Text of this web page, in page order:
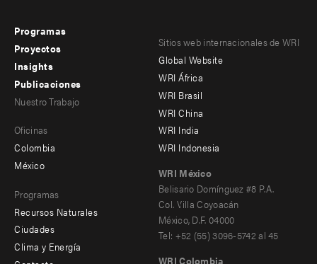
Footer
menu
-
Programas
Proyectos
Insights
Publicaciones
menu
-
Nuestro Trabajo
Oficinas
Colombia
México
Programas
Recursos Naturales
Ciudades
Clima y Energía
Footer
menu
-
Offices
Sitios web internacionales de WRI
Global Website
WRI África
WRI Brasil
WRI China
WRI India
WRI Indonesia
WRI México
Belisario Domínguez #8 P.A.
Col. Villa Coyoacán
México, D.F. 04000
Tel: +52 (55) 3096-5742 al 45
WRI Colombia